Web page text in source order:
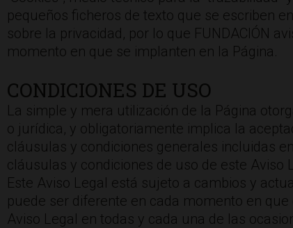
pequeños ficheros de texto que se escriben
sobre la privacidad, por lo que FUNDACIÓN
momento en que se implanten en la Página.
CONDICIONES DE USO
La simple y mera utilización de la Página
o jurídica, y obligatoriamente implica la
cláusulas y condiciones generales incluidas
cláusulas y condiciones de uso de este Aviso
Este Aviso Legal está sujeto a cambios y
puede ser diferente en cada momento en
Aviso Legal en todas y cada una de las